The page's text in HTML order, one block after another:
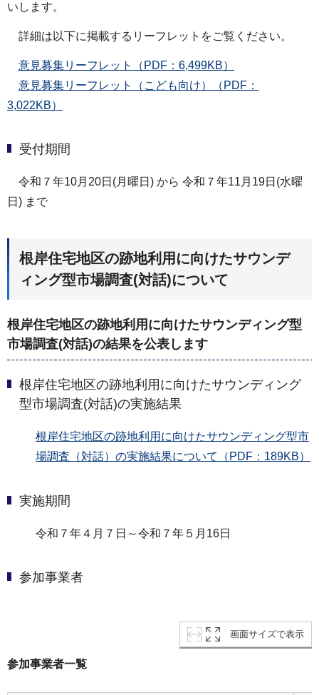
いします。
詳細は以下に掲載するリーフレットをご覧ください。
意見募集リーフレット（PDF：6,499KB）
意見募集リーフレット（こども向け）（PDF：
3,022KB）
受付期間
令和７年10月20日(月曜日) から 令和７年11月19日(水曜
日) まで
根岸住宅地区の跡地利用に向けたサウンデ
ィング型市場調査(対話)について
根岸住宅地区の跡地利用に向けたサウンディング型
市場調査(対話)の結果を公表します
根岸住宅地区の跡地利用に向けたサウンディング
型市場調査(対話)の実施結果
根岸住宅地区の跡地利用に向けたサウンディング型市
場調査（対話）の実施結果について（PDF：189KB）
実施期間
令和７年４月７日～令和７年５月16日
参加事業者
画面サイズで表示
参加事業者一覧